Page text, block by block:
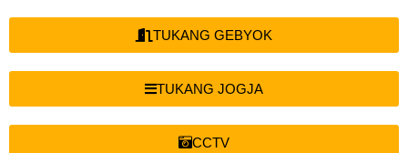
TUKANG GEBYOK
TUKANG JOGJA
CCTV